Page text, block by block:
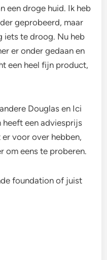
een droge huid. Ik heb
geprobeerd, maar
iets te droog. Nu heb
er onder gedaan en
een heel fijn product,
Douglas en Ici
heeft een adviesprijs
voor over hebben,
om eens te proberen.
foundation of juist